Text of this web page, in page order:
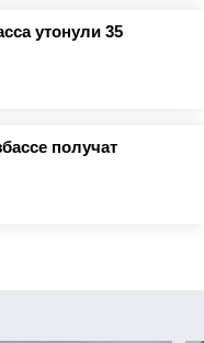
утонули 35
получат